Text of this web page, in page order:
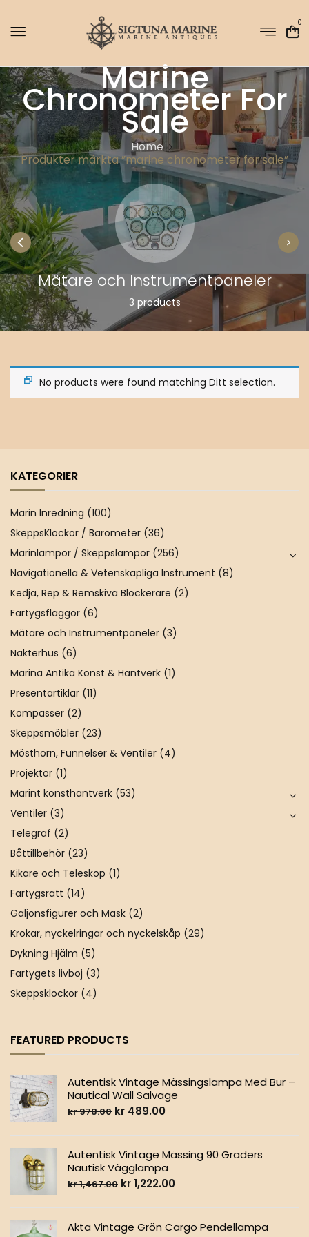
0
Marine
Chronometer For
Sale
Home
Produkter märkta ”marine chronometer for sale”
Mätare och Instrumentpaneler
3 products
KATEGORIER
Marin Inredning (100)
SkeppsKlockor / Barometer (36)
Marinlampor / Skeppslampor (256)
Navigationella & Vetenskapliga Instrument (8)
Kedja, Rep & Remskiva Blockerare (2)
Fartygsflaggor (6)
Mätare och Instrumentpaneler (3)
Nakterhus (6)
Marina Antika Konst & Hantverk (1)
Presentartiklar (11)
Kompasser (2)
Skeppsmöbler (23)
Mösthorn, Funnelser & Ventiler (4)
Projektor (1)
Marint konsthantverk (53)
Ventiler (3)
Telegraf (2)
Båttillbehör (23)
Kikare och Teleskop (1)
Fartygsratt (14)
Galjonsfigurer och Mask (2)
Krokar, nyckelringar och nyckelskåp (29)
Dykning Hjälm (5)
Fartygets livboj (3)
Skeppsklockor (4)
FEATURED PRODUCTS
Autentisk Vintage Mässingslampa Med Bur –
Nautical Wall Salvage
kr978.00 kr 489.00
Autentisk Vintage Mässing 90 Graders
Nautisk Vägglampa
kr1,467.00 kr1,222.00
Äkta Vintage Grön Cargo Pendellampa
No products were found matching Ditt selection.